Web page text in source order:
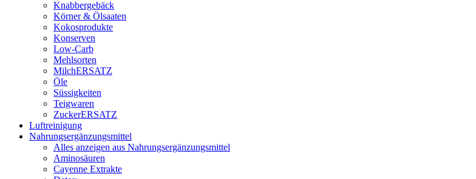
Knabbergebäck
Körner & Ölsaaten
Kokosprodukte
Konserven
Low-Carb
Mehlsorten
MilchERSATZ
Öle
Süssigkeiten
Teigwaren
ZuckerERSATZ
Luftreinigung
Nahrungsergänzungsmittel
Alles anzeigen aus Nahrungsergänzungsmittel
Aminosäuren
Cayenne Extrakte